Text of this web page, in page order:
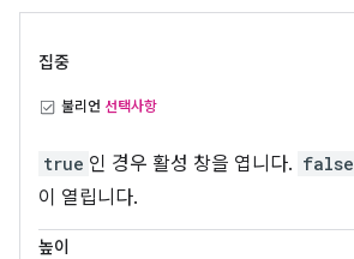
집중
불리언 선택사항
true 인 경우 활성 창을 엽니다. false
이 열립니다.
높이